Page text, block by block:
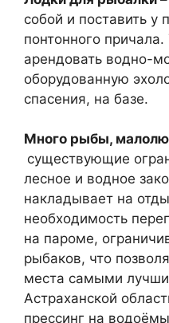
собой и поставить у
понтонного
арендовать водно-
оборудованную
спасения, на базе.
Много рыбы,
существующие
лесное и водное
накладывает на
необходимость
на пароме,
рыбаков, что
места самыми
Астраханской
прессинг на